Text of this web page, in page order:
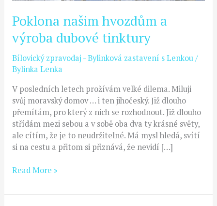
Poklona našim hvozdům a
výroba dubové tinktury
Bílovický zpravodaj - Bylinková zastavení s Lenkou/
Bylinka Lenka
V posledních letech prožívám velké dilema. Miluji
svůj moravský domov … i ten jihočeský. Již dlouho
přemítám, pro který z nich se rozhodnout. Již dlouho
střídám mezi sebou a v sobě oba dva ty krásné světy,
ale cítím, že je to neudržitelné. Má mysl hledá, svítí
si na cestu a přitom si přiznává, že nevidí […]
Read More »